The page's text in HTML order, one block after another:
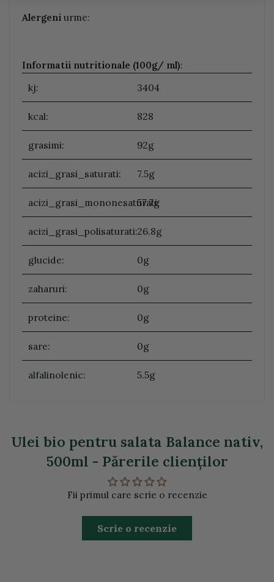
Alergeni urme:
Informatii nutritionale (100g/ ml):
kj:
3404
kcal: 828
grasimi: 92g
acizi_grasi_saturati: 7.5g
acizi_grasi_mononesaturati:
57.7g
acizi_grasi_polisaturati:26.8g
glucide: 0g
zaharuri: 0g
proteine: 0g
sare: 0g
alfalinolenic: 5.5g
Ulei bio pentru salata Balance nativ,
500ml - Părerile clienţilor
Fii primul care scrie o recenzie
Scrie o recenzie